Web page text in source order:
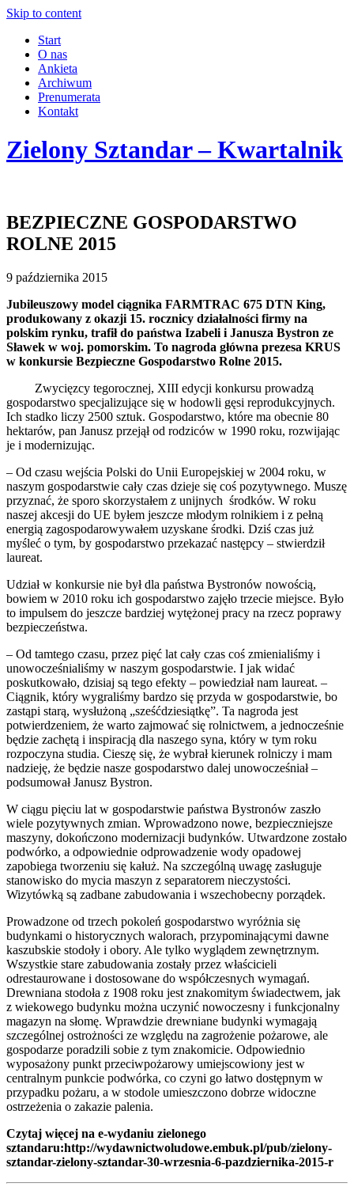
Skip to content
Start
O nas
Ankieta
Archiwum
Prenumerata
Kontakt
Zielony Sztandar – Kwartalnik
BEZPIECZNE GOSPODARSTWO
ROLNE 2015
9 października 2015
Jubileuszowy model ciągnika FARMTRAC 675 DTN King,
produkowany z okazji 15. rocznicy działalności firmy na
polskim rynku, trafił do państwa Izabeli i Janusza Bystron ze
Sławek w woj. pomorskim. To nagroda główna prezesa KRUS
w konkursie Bezpieczne Gospodarstwo Rolne 2015.
Zwycięzcy tegorocznej, XIII edycji konkursu prowadzą
gospodarstwo specjalizujące się w hodowli gęsi reprodukcyjnych.
Ich stadko liczy 2500 sztuk. Gospodarstwo, które ma obecnie 80
hektarów, pan Janusz przejął od rodziców w 1990 roku, rozwijając
je i modernizując.
– Od czasu wejścia Polski do Unii Europejskiej w 2004 roku, w
naszym gospodarstwie cały czas dzieje się coś pozytywnego. Muszę
przyznać, że sporo skorzystałem z unijnych środków. W roku
naszej akcesji do UE byłem jeszcze młodym rolnikiem i z pełną
energią zagospodarowywałem uzyskane środki. Dziś czas już
myśleć o tym, by gospodarstwo przekazać następcy – stwierdził
laureat.
Udział w konkursie nie był dla państwa Bystronów nowością,
bowiem w 2010 roku ich gospodarstwo zajęło trzecie miejsce. Było
to impulsem do jeszcze bardziej wytężonej pracy na rzecz poprawy
bezpieczeństwa.
– Od tamtego czasu, przez pięć lat cały czas coś zmienialiśmy i
unowocześnialiśmy w naszym gospodarstwie. I jak widać
poskutkowało, dzisiaj są tego efekty – powiedział nam laureat. –
Ciągnik, który wygraliśmy bardzo się przyda w gospodarstwie, bo
zastąpi starą, wysłużoną „sześćdziesiątkę”. Ta nagroda jest
potwierdzeniem, że warto zajmować się rolnictwem, a jednocześnie
będzie zachętą i inspiracją dla naszego syna, który w tym roku
rozpoczyna studia. Cieszę się, że wybrał kierunek rolniczy i mam
nadzieję, że będzie nasze gospodarstwo dalej unowocześniał –
podsumował Janusz Bystron.
W ciągu pięciu lat w gospodarstwie państwa Bystronów zaszło
wiele pozytywnych zmian. Wprowadzono nowe, bezpieczniejsze
maszyny, dokończono modernizacji budynków. Utwardzone zostało
podwórko, a odpowiednie odprowadzenie wody opadowej
zapobiega tworzeniu się kałuż. Na szczególną uwagę zasługuje
stanowisko do mycia maszyn z separatorem nieczystości.
Wizytówką są zadbane zabudowania i wszechobecny porządek.
Prowadzone od trzech pokoleń gospodarstwo wyróżnia się
budynkami o historycznych walorach, przypominającymi dawne
kaszubskie stodoły i obory. Ale tylko wyglądem zewnętrznym.
Wszystkie stare zabudowania zostały przez właścicieli
odrestaurowane i dostosowane do współczesnych wymagań.
Drewniana stodoła z 1908 roku jest znakomitym świadectwem, jak
z wiekowego budynku można uczynić nowoczesny i funkcjonalny
magazyn na słomę. Wprawdzie drewniane budynki wymagają
szczególnej ostrożności ze względu na zagrożenie pożarowe, ale
gospodarze poradzili sobie z tym znakomicie. Odpowiednio
wyposażony punkt przeciwpożarowy umiejscowiony jest w
centralnym punkcie podwórka, co czyni go łatwo dostępnym w
przypadku pożaru, a w stodole umieszczono dobrze widoczne
ostrzeżenia o zakazie palenia.
Czytaj więcej na e-wydaniu zielonego
sztandaru:http://wydawnictwoludowe.embuk.pl/pub/zielony-
sztandar-zielony-sztandar-30-wrzesnia-6-pazdziernika-2015-r